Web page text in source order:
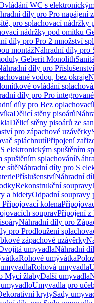
WC s
díly pro Pro napájení
pro splachovací nádržky
nádržky pod omítku
díly pro Pro 2 množství
montážNáhradní díly pro
Geberit Monolith
díly pro Příslušenství
vodou, bez okraje
ovládání
díly pro Pro
díly pro Bez
Dělicí stěny pisoárů
Dělicí stěny pisoárů ze
pro zápachové uzávěrky
spláchnutíPřipojení
elektronickým spuštěním
spuštěním splachování
sítěNáhradní díly pro S
PříslušenstvíNáhradní
Rekonstrukční soupravy
a bidetyOdpadní
kolena
soupravPřipojení z
Náhradní díly pro
pro Prodloužení
zápachové uzávěrky
umyvadlaNáhradní
Rohové umývátka
Rohová umyvadla
Mycí žlabyDalší umyvadla
Umyvadla pro
krytySady